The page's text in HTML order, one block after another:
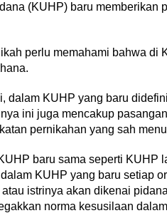
(KUHP) baru memberikan
perlu memahami bahwa di
dalam KUHP yang baru
ini juga mencakup
pernikahan yang sah
baru sama seperti KUHP
KUHP yang baru setiap
istrinya akan dikenai
norma kesusilaan